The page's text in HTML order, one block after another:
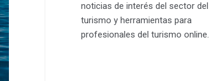
noticias de interés del sector del
turismo y herramientas para
profesionales del turismo online.